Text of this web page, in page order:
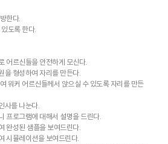
한다.
도록 한다.
어르신들을 안전하게 모신다.
형성하여 자리를 만든다.
워커 어르신들께서 앉으실 수 있도록 자리를 만든
사를 나눈다.
프로그램에 대해서 설명을 드린다.
완성된 샘플을 보여드린다.
시뮬레이션을 보여드린다.